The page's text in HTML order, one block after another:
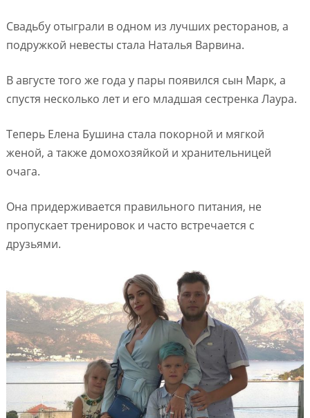
Свадьбу отыграли в одном из лучших ресторанов, а
подружкой невесты стала Наталья Варвина.
В августе того же года у пары появился сын Марк, а
спустя несколько лет и его младшая сестренка Лаура.
Теперь Елена Бушина стала покорной и мягкой
женой, а также домохозяйкой и хранительницей
очага.
Она придерживается правильного питания, не
пропускает тренировок и часто встречается с
друзьями.